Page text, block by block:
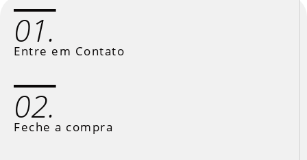
01.
Entre em Contato
02.
Feche a compra